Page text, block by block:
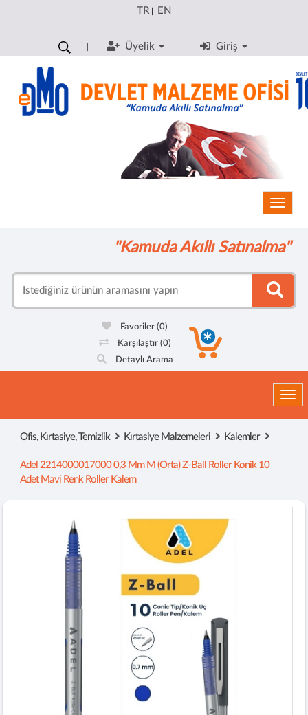
TR| EN
Üyelik Giriş
"Kamuda Akıllı Satınalma"
Favoriler(0)
Karşılaştır (0)
Detaylı Arama
Ofis, Kırtasiye, Temizlik Kırtasiye Malzemeleri Kalemler
Adel 2214000017000 0,3 Mm M (orta) Z-Ball Roller Konik 10
Adet Mavi Renk Roller Kalem